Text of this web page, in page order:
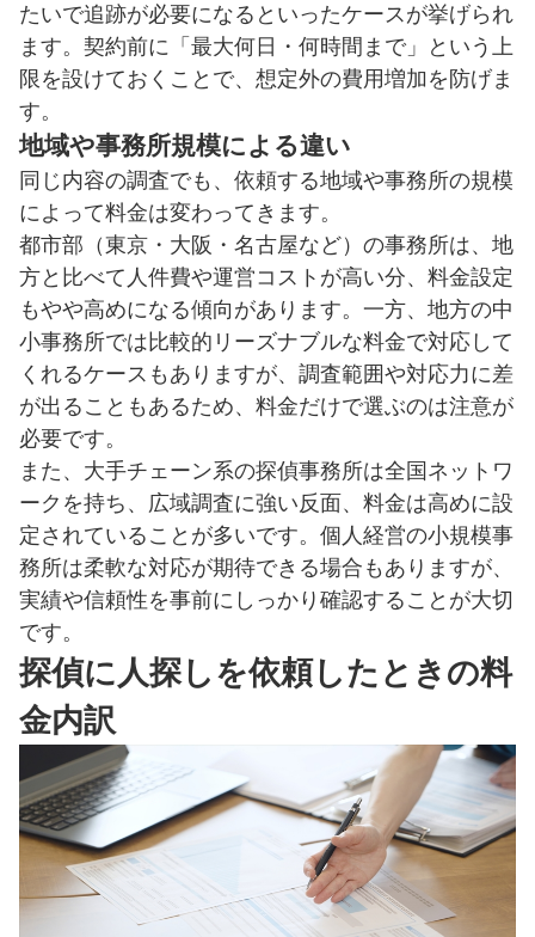
たいで追跡が必要になるといったケースが挙げられ
ます。契約前に「最大何日・何時間まで」という上
限を設けておくことで、想定外の費用増加を防げま
す。
地域や事務所規模による違い
同じ内容の調査でも、依頼する地域や事務所の規模
によって料金は変わってきます。
都市部（東京・大阪・名古屋など）の事務所は、地
方と比べて人件費や運営コストが高い分、料金設定
もやや高めになる傾向があります。一方、地方の中
小事務所では比較的リーズナブルな料金で対応して
くれるケースもありますが、調査範囲や対応力に差
が出ることもあるため、料金だけで選ぶのは注意が
必要です。
また、大手チェーン系の探偵事務所は全国ネットワ
ークを持ち、広域調査に強い反面、料金は高めに設
定されていることが多いです。個人経営の小規模事
務所は柔軟な対応が期待できる場合もありますが、
実績や信頼性を事前にしっかり確認することが大切
です。
探偵に人探しを依頼したときの料
金内訳